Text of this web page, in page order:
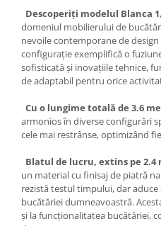
Descoperiți modelul Blanca 1
domeniul mobilierului de
nevoile contemporane de
configurație exemplifică o
sofisticată și inovațiile tehnice,
de adaptabil pentru orice
Cu o lungime totală de 3.6
armonios în diverse configurări
cele mai restrânse, optimizând
Blatul de lucru, extins pe 2.4
un material cu finisaj de piatră
rezistă testul timpului, dar
bucătăriei dumneavoastră.
și la funcționalitatea bucătăriei,